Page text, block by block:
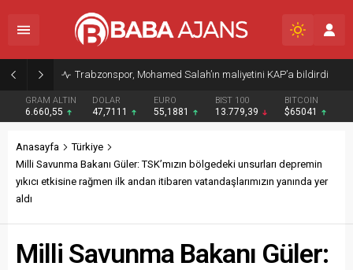
Trabzonspor, Mohamed Salah’ın maliyetini KAP’a bildirdi
GRAM ALTIN
6.660,55
DOLAR
47,7111
EURO
55,1881
BIST 100
13.779,39
BITCOIN
$65041
Anasayfa
Türkiye
Milli Savunma Bakanı Güler: TSK’mızın bölgedeki unsurları depremin
yıkıcı etkisine rağmen ilk andan itibaren vatandaşlarımızın yanında yer
aldı
Milli Savunma Bakanı Güler: